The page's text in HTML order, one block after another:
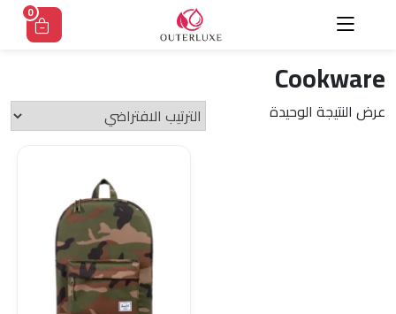
0
Cookware
عرض النتيجة الوحيدة